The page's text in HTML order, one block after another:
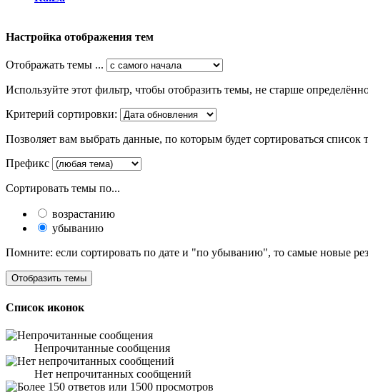
Настройка отображения тем
Отображать темы ...
Используйте этот фильтр, чтобы отобразить темы, не старше
Критерий сортировки:
Позволяет вам выбрать данные, по которым будет сортироваться список
Префикс
Сортировать темы по...
возрастанию
убыванию
Помните: если сортировать по дате и "по убыванию", то самые новые
Список иконок
Непрочитанные сообщения
Нет непрочитанных сообщений